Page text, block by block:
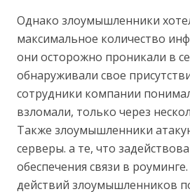
Однако злоумышленники
максимальное количество
они осторожно проникали в
обнаруживали свое
сотрудники компании
взломали, только через
Также злоумышленники
серверы. а те, что
обеспечения связи в
действий злоумышленников